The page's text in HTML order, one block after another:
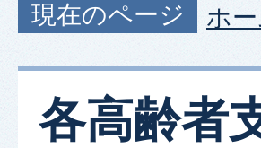
現在のページ ホ
各高齢者